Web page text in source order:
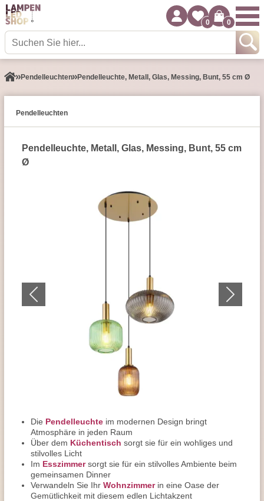
0 0
Pendel­leuchten Pendelleuchte, Metall, Glas, Messing, Bunt, 55 cm Ø
Pendel­leuchten
Pendelleuchte, Metall, Glas, Messing, Bunt, 55 cm
Ø
Die Pendelleuchte im modernen Design bringt
Atmosphäre in jeden Raum
Über dem Küchentisch sorgt sie für ein wohliges und
stilvolles Licht
Im Esszimmersorgt sie für ein stilvolles Ambiente beim
gemeinsamen Dinner
Verwandeln Sie Ihr Wohnzimmerin eine Oase der
Gemütlichkeit mit diesem edlen Lichtakzent